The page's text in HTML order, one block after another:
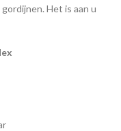
Het is aan u